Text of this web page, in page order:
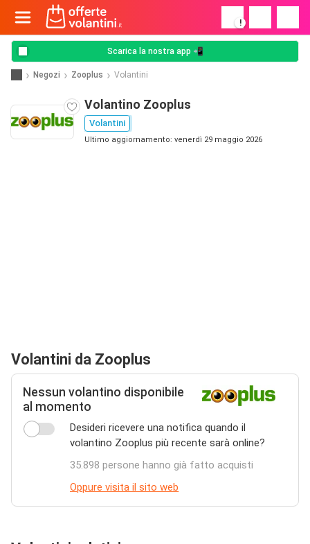
!
Scarica la nostra app 📲
Negozi Zooplus Volantini
Volantino Zooplus
Volantini
Ultimo aggiornamento: venerdì 29 maggio 2026
Volantini da Zooplus
Nessun volantino disponibile
al momento
Desideri ricevere una notifica quando il
volantino Zooplus più recente sarà online?
35.898 persone hanno già fatto acquisti
Oppure visita il sito web